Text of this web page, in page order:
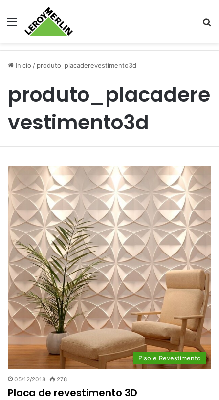
Menu
Início / produto_placaderevestimento3d
produto_placadere
vestimento3d
Piso e Revestimento
05/12/2018 278
Placa de revestimento 3D